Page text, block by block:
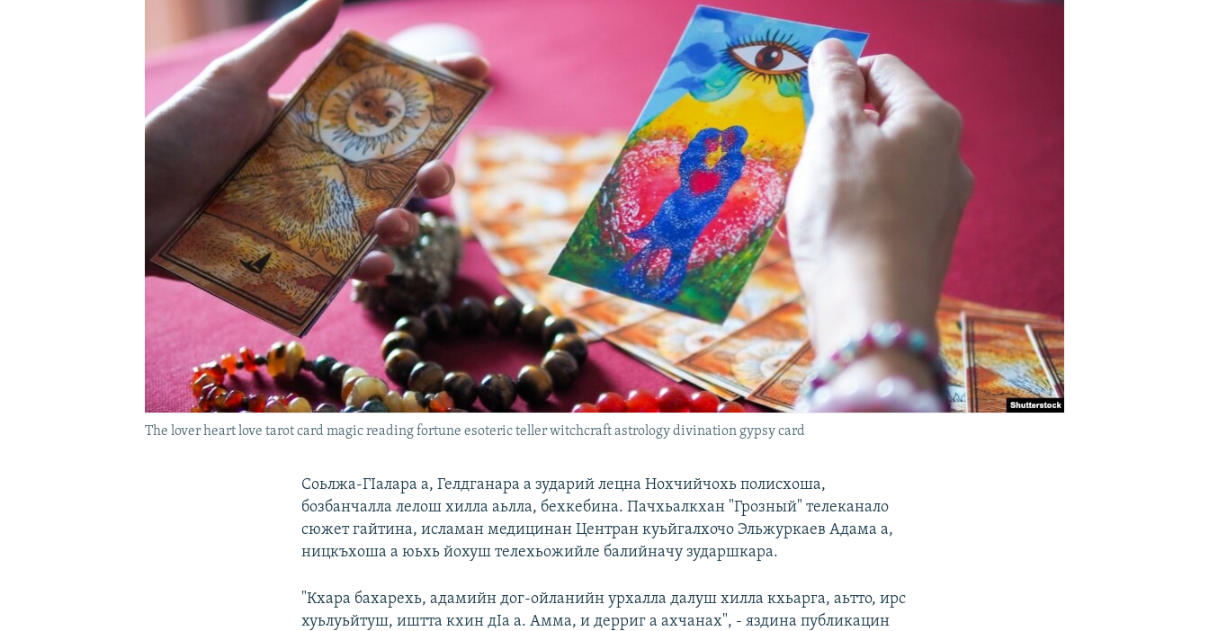
The lover heart love tarot card magic reading fortune esoteric teller witchcraft astrology divination gypsy card
Соьлжа-ГIалара а, Гелдганара а зударий лецна Нохчийчохь полисхоша,
бозбанчалла лелош хилла аьлла, бехкебина. Пачхьалкхан "Грозный" телеканало
сюжет гайтина, исламан медицинан Центран куьйгалхочо Эльжуркаев Адама а,
ницкъхоша а юьхь йохуш телехьожийле балийначу зударшкара.
"Кхара бахарехь, адамийн дог-ойланийн урхалла далуш хилла кхьарга, аьтто, ирс
хуьлуьйтуш, иштта кхин дIа а. Амма, и дерриг а ахчанах", - яздина публикацин